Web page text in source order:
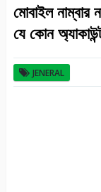
মোবাইল
যে কোন
JENERAL